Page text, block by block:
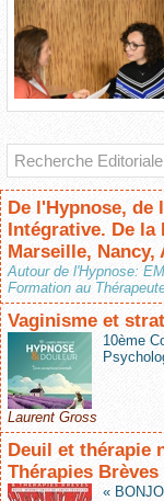
De l'Hypnose, de
Intégrative. De la
Marseille, Nancy,
Autour de l'Hypnose:
Formation au
Vaginisme et
10ème
Laurent Gross
Deuil et thérapie
Thérapies Brèves
«